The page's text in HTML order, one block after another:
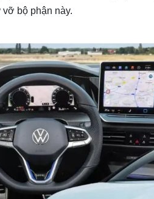
vỡ bộ phận này.